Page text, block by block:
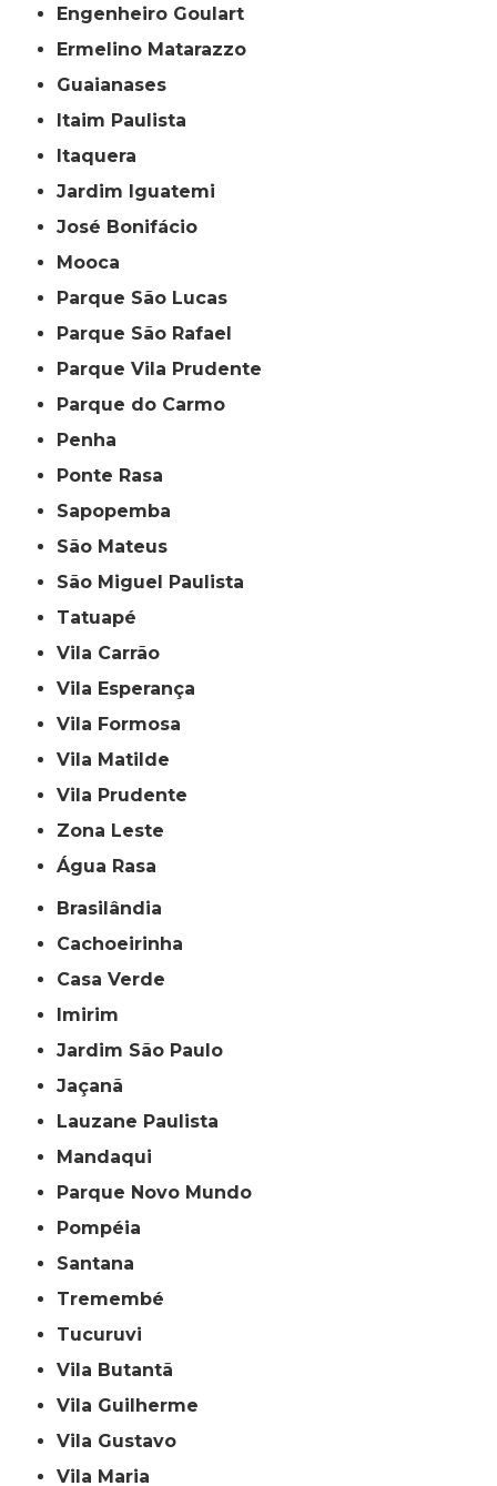
Engenheiro Goulart
Ermelino Matarazzo
Guaianases
Itaim Paulista
Itaquera
Jardim Iguatemi
José Bonifácio
Mooca
Parque São Lucas
Parque São Rafael
Parque Vila Prudente
Parque do Carmo
Penha
Ponte Rasa
Sapopemba
São Mateus
São Miguel Paulista
Tatuapé
Vila Carrão
Vila Esperança
Vila Formosa
Vila Matilde
Vila Prudente
Zona Leste
Água Rasa
Brasilândia
Cachoeirinha
Casa Verde
Imirim
Jardim São Paulo
Jaçanã
Lauzane Paulista
Mandaqui
Parque Novo Mundo
Pompéia
Santana
Tremembé
Tucuruvi
Vila Butantã
Vila Guilherme
Vila Gustavo
Vila Maria